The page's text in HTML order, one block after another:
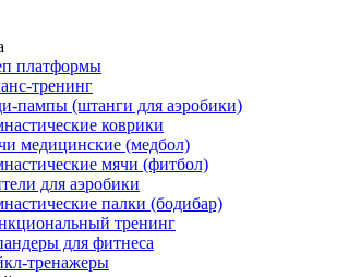
платформы
тренинг
пампы (штанги для аэробики)
коврики
медицинские (медбол)
мячи (фитбол)
для аэробики
палки (бодибар)
тренинг
для фитнеса
тренажеры